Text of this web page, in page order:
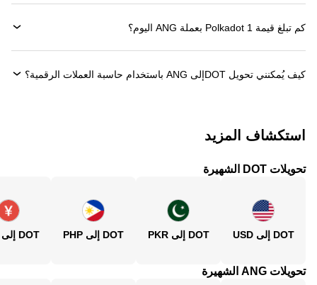
كم تبلغ قيمة 1 ‏Polkadot بعملة ‏ANG اليوم؟
كيف يُمكنني تحويل ‏DOTإلى ‏ANG باستخدام حاسبة العملات الرقمية؟
استكشاف المزيد
تحويلات DOT الشهيرة
DOT إلى USD DOT إلى PKR DOT إلى PHP DOT إلى CNY
تحويلات ANG الشهيرة